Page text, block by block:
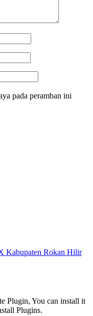
pada peramban ini
Kabupaten Rokan Hilir
Plugin, You can install it
Plugins.